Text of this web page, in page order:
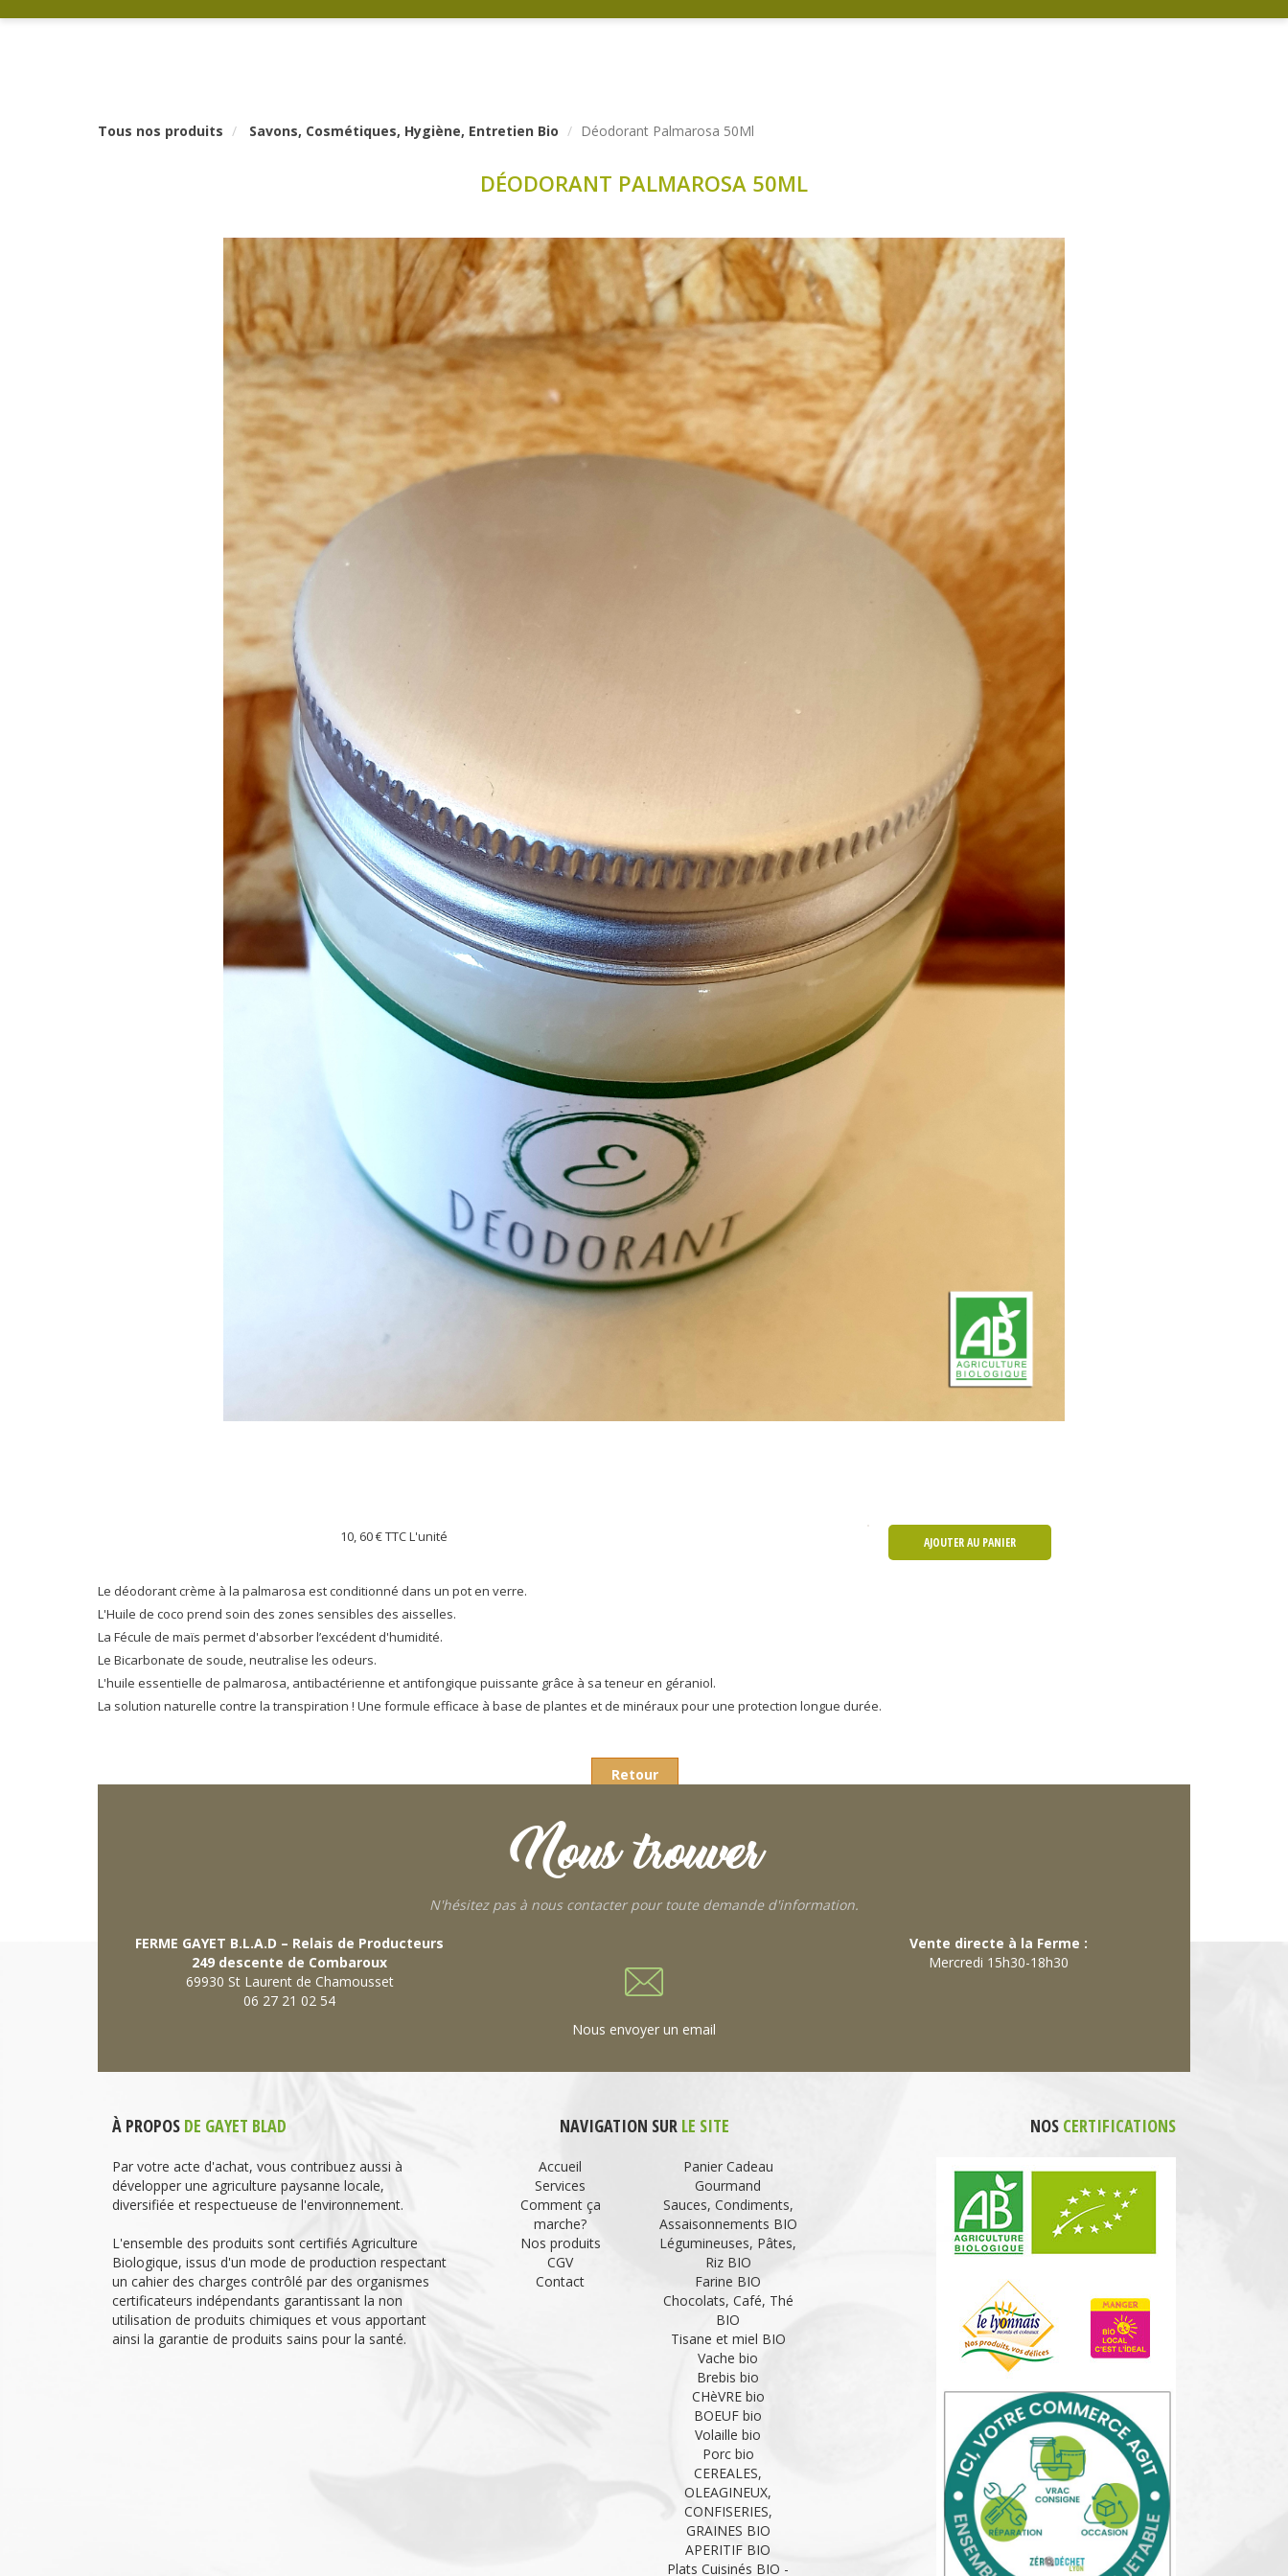
Tous nos produits Savons, Cosmétiques, Hygiène, Entretien Bio Déodorant Palmarosa 50Ml
DÉODORANT PALMAROSA 50ML
10, 60 €TTC L'unité AJOUTER AU PANIER
Le déodorant crème à la palmarosa est conditionné dans un pot en verre.
L'Huile de coco prend soin des zones sensibles des aisselles.
La Fécule de maïs permet d'absorber l’excédent d'humidité.
Le Bicarbonate de soude, neutralise les odeurs.
L'huile essentielle de palmarosa, antibactérienne et antifongique puissante grâce à sa teneur en géraniol.
La solution naturelle contre la transpiration ! Une formule efficace à base de plantes et de minéraux pour une protection longue durée.
Retour
Nous trouver
N'hésitez pas à nous contacter pour toute demande d'information.
FERME GAYET B.L.A.D – Relais de Producteurs
249 descente de Combaroux
69930 St Laurent de Chamousset
06 27 21 02 54
Nous envoyer un email
Vente directe à la Ferme :
Mercredi 15h30-18h30
À PROPOS DE GAYET BLAD
Par votre acte d'achat, vous contribuez aussi à
développer une agriculture paysanne locale,
diversifiée et respectueuse de l'environnement.
L'ensemble des produits sont certifiés Agriculture
Biologique, issus d'un mode de production respectant
un cahier des charges contrôlé par des organismes
certificateurs indépendants garantissant la non
utilisation de produits chimiques et vous apportant
ainsi la garantie de produits sains pour la santé.
NAVIGATION SUR LE SITE
Accueil
Services
Comment ça
marche?
Nos produits
CGV
Contact
Panier Cadeau
Gourmand
Sauces, Condiments,
Assaisonnements BIO
Légumineuses, Pâtes,
Riz BIO
Farine BIO
Chocolats, Café, Thé
BIO
Tisane et miel BIO
Vache bio
Brebis bio
CHèVRE bio
BOEUF bio
Volaille bio
Porc bio
CEREALES,
OLEAGINEUX,
CONFISERIES,
GRAINES BIO
APERITIF BIO
Plats Cuisinés BIO -
NOS CERTIFICATIONS